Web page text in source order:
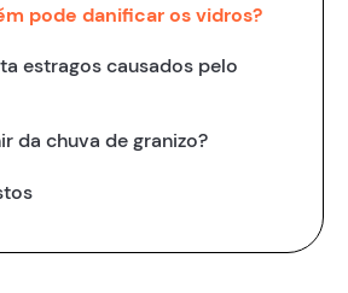
pode danificar os vidros?
estragos causados pelo
da chuva de granizo?